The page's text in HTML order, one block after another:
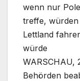
wenn nur
treffe,
Lettland
würde
WARSCHAU,
Behörden